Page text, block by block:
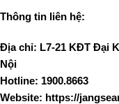
Thông tin liên hệ:
Địa chỉ: L7-21 KĐT Đại
Nội
Hotline: 1900.8663
Website: https://